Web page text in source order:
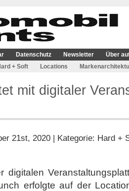
Datenschutz Newsletter
Über
+ Soft Locations
mit digitaler
21st, 2020 | Kategorie: Hard +
digitalen
erfolgte auf der